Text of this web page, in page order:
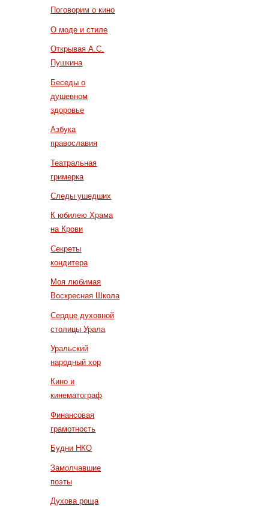
Поговорим о кино
О моде и стиле
Открывая А.С.
Пушкина
Беседы о
душевном
здоровье
Азбука
православия
Театральная
гримерка
Следы ушедших
К юбилею Храма
на Крови
Секреты
кондитера
Моя любимая
Воскресная Школа
Сердце духовной
столицы Урала
Уральский
народный хор
Кино и
кинематограф
Финансовая
грамотность
Будни НКО
Замолчавшие
поэты
Духова роща